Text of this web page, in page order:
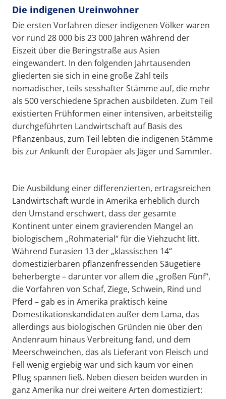
Die indigenen Ureinwohner
Die ersten Vorfahren dieser indigenen Völker waren
vor rund 28 000 bis 23 000 Jahren während der
Eiszeit über die Beringstraße aus Asien
eingewandert. In den folgenden Jahrtausenden
gliederten sie sich in eine große Zahl teils
nomadischer, teils sesshafter Stämme auf, die mehr
als 500 verschiedene Sprachen ausbildeten. Zum Teil
existierten Frühformen einer intensiven, arbeitsteilig
durchgeführten Landwirtschaft auf Basis des
Pflanzenbaus, zum Teil lebten die indigenen Stämme
bis zur Ankunft der Europäer als Jäger und Sammler.
Die Ausbildung einer differenzierten, ertragsreichen
Landwirtschaft wurde in Amerika erheblich durch
den Umstand erschwert, dass der gesamte
Kontinent unter einem gravierenden Mangel an
biologischem „Rohmaterial“ für die Viehzucht litt.
Während Eurasien 13 der „klassischen 14“
domestizierbaren pflanzenfressenden Säugetiere
beherbergte – darunter vor allem die „großen Fünf“,
die Vorfahren von Schaf, Ziege, Schwein, Rind und
Pferd – gab es in Amerika praktisch keine
Domestikationskandidaten außer dem Lama, das
allerdings aus biologischen Gründen nie über den
Andenraum hinaus Verbreitung fand, und dem
Meerschweinchen, das als Lieferant von Fleisch und
Fell wenig ergiebig war und sich kaum vor einen
Pflug spannen ließ. Neben diesen beiden wurden in
ganz Amerika nur drei weitere Arten domestiziert: